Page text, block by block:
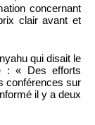
concernant
clair avant et
qui disait le
: « Des efforts
conférences sur
il y a deux